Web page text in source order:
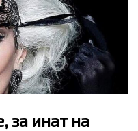
за инат на